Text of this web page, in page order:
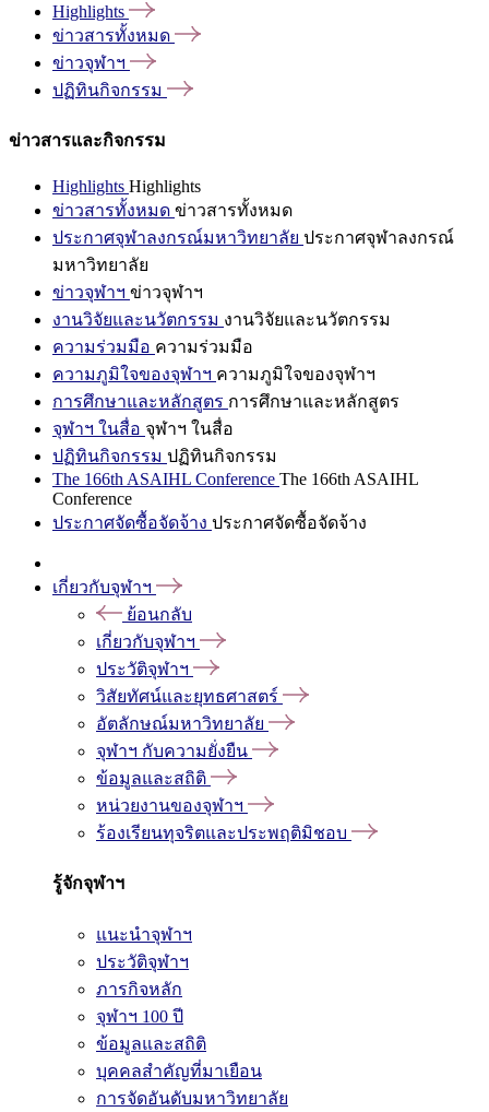
Highlights
ข่าวสารทั้งหมด
ข่าวจุฬาฯ
ปฏิทินกิจกรรม
ข่าวสารและกิจกรรม
Highlights Highlights
ข่าวสารทั้งหมด ข่าวสารทั้งหมด
ประกาศจุฬาลงกรณ์มหาวิทยาลัย ประกาศจุฬาลงกรณ์
มหาวิทยาลัย
ข่าวจุฬาฯ ข่าวจุฬาฯ
งานวิจัยและนวัตกรรม งานวิจัยและนวัตกรรม
ความร่วมมือ ความร่วมมือ
ความภูมิใจของจุฬาฯ ความภูมิใจของจุฬาฯ
การศึกษาและหลักสูตร การศึกษาและหลักสูตร
จุฬาฯ ในสื่อ จุฬาฯ ในสื่อ
ปฏิทินกิจกรรม ปฏิทินกิจกรรม
The 166th ASAIHL Conference The 166th ASAIHL
Conference
ประกาศจัดซื้อจัดจ้าง ประกาศจัดซื้อจัดจ้าง
เกี่ยวกับจุฬาฯ
ย้อนกลับ
เกี่ยวกับจุฬาฯ
ประวัติจุฬาฯ
วิสัยทัศน์และยุทธศาสตร์
อัตลักษณ์มหาวิทยาลัย
จุฬาฯ กับความยั่งยืน
ข้อมูลและสถิติ
หน่วยงานของจุฬาฯ
ร้องเรียนทุจริตและประพฤติมิชอบ
รู้จักจุฬาฯ
แนะนำจุฬาฯ
ประวัติจุฬาฯ
ภารกิจหลัก
จุฬาฯ 100 ปี
ข้อมูลและสถิติ
บุคคลสำคัญที่มาเยือน
การจัดอันดับมหาวิทยาลัย